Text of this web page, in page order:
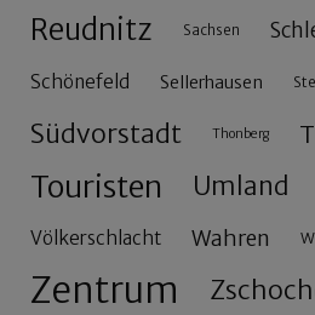
Reudnitz Sachsen
Schönefeld Sellerhausen
Südvorstadt Thonberg
Touristen Umland
Völkerschlacht Wahren
Zentrum